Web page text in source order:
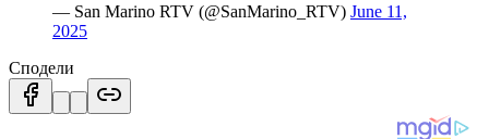
— San Marino RTV (@SanMarino_RTV) June 11,
2025
Сподели